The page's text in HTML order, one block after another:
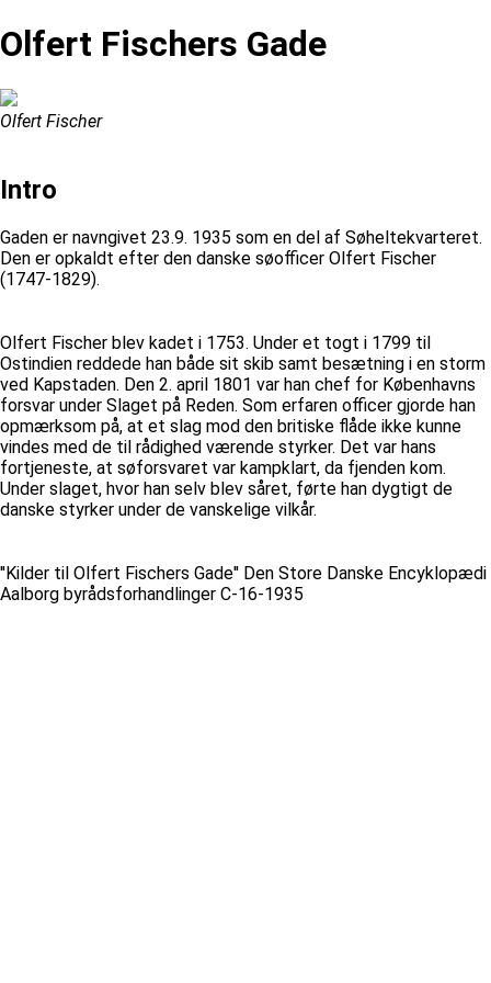
Olfert Fischers Gade
Olfert Fischer
Intro
Gaden er navngivet 23.9. 1935 som en del af Søheltekvarteret.
Den er opkaldt efter den danske søofficer Olfert Fischer
(1747-1829).
Olfert Fischer blev kadet i 1753. Under et togt i 1799 til
Ostindien reddede han både sit skib samt besætning i en storm
ved Kapstaden. Den 2. april 1801 var han chef for Københavns
forsvar under Slaget på Reden. Som erfaren officer gjorde han
opmærksom på, at et slag mod den britiske flåde ikke kunne
vindes med de til rådighed værende styrker. Det var hans
fortjeneste, at søforsvaret var kampklart, da fjenden kom.
Under slaget, hvor han selv blev såret, førte han dygtigt de
danske styrker under de vanskelige vilkår.
''Kilder til Olfert Fischers Gade'' Den Store Danske Encyklopædi
Aalborg byrådsforhandlinger C-16-1935